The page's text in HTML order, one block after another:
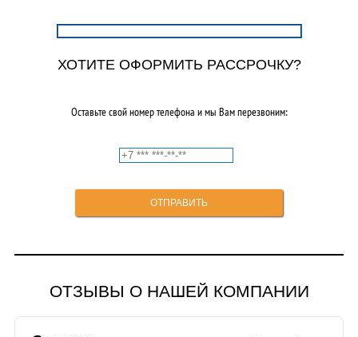
ХОТИТЕ ОФОРМИТЬ РАССРОЧКУ?
Оставьте свой номер телефона и мы Вам перезвоним:
ОТЗЫВЫ О НАШЕЙ КОМПАНИИ